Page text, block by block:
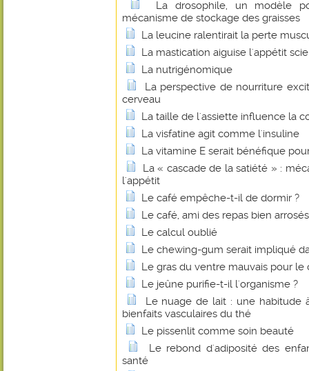
La drosophile, un modèle
mécanisme de stockage des graisses
La leucine ralentirait la perte
La mastication aiguise l'appétit
La nutrigénomique
La perspective de nourriture
cerveau
La taille de l'assiette influence la
La visfatine agit comme l'insuline
La vitamine E serait bénéfique
La « cascade de la satiété » :
l'appétit
Le café empêche-t-il de dormir ?
Le café, ami des repas bien
Le calcul oublié
Le chewing-gum serait impliqué
Le gras du ventre mauvais pour le
Le jeûne purifie-t-il l'organisme ?
Le nuage de lait : une habitude
bienfaits vasculaires du thé
Le pissenlit comme soin beauté
Le rebond d'adiposité des
santé